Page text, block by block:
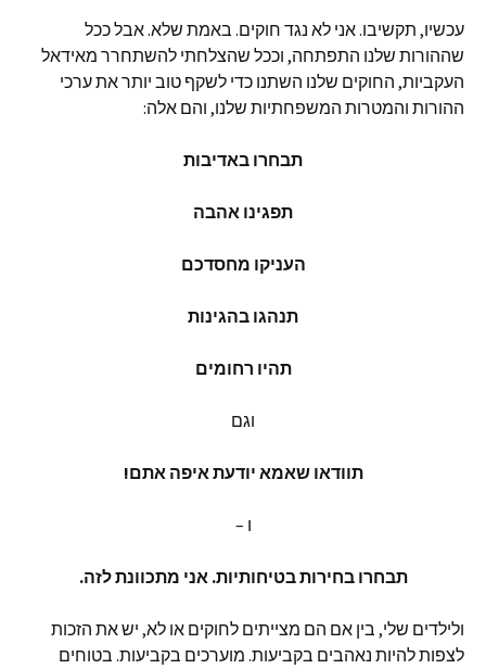
עכשיו, תקשיבו. אני לא נגד חוקים. באמת שלא. אבל ככל
שההורות שלנו התפתחה, וככל שהצלחתי להשתחרר מאידאל
העקביות, החוקים שלנו השתנו כדי לשקף טוב יותר את ערכי
ההורות והמטרות המשפחתיות שלנו, והם אלה:
תבחרו באדיבות
תפגינו אהבה
העניקו מחסדכם
תנהגו בהגינות
תהיו רחומים
וגם
תוודאו שאמא יודעת איפה אתם!
ו –
תבחרו בחירות בטיחותיות. אני מתכוונת לזה.
ולילדים שלי, בין אם הם מצייתים לחוקים או לא, יש את הזכות
לצפות להיות נאהבים בקביעות. מוערכים בקביעות. בטוחים